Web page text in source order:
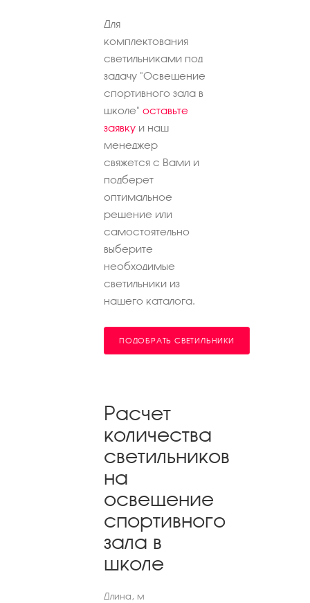
Для
комплектования
светильниками под
задачу "Освещение
спортивного зала в
школе" оставьте
заявку и наш
менеджер
свяжется с Вами и
подберет
оптимальное
решение или
самостоятельно
выберите
необходимые
светильники из
нашего каталога.
ПОДОБРАТЬ СВЕТИЛЬНИКИ
Расчет
количества
светильников
на
освещение
спортивного
зала в
школе
Длина, м